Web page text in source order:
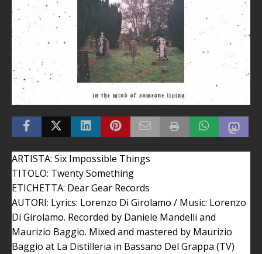
ARTISTA: Six Impossible Things
TITOLO: Twenty Something
ETICHETTA: Dear Gear Records
AUTORI: Lyrics: Lorenzo Di Girolamo / Music: Lorenzo
Di Girolamo. Recorded by Daniele Mandelli and
Maurizio Baggio. Mixed and mastered by Maurizio
Baggio at La Distilleria in Bassano Del Grappa (TV)